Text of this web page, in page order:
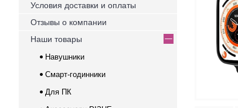
Условия доставки и оплаты
Отзывы о компании
Наши товары
Навушники
Смарт-годинники
Для ПК